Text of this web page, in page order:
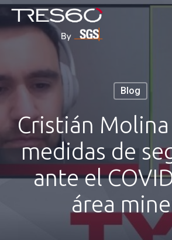
Skip
main
Blog
Cristián Molina
medidas de
ante el
área